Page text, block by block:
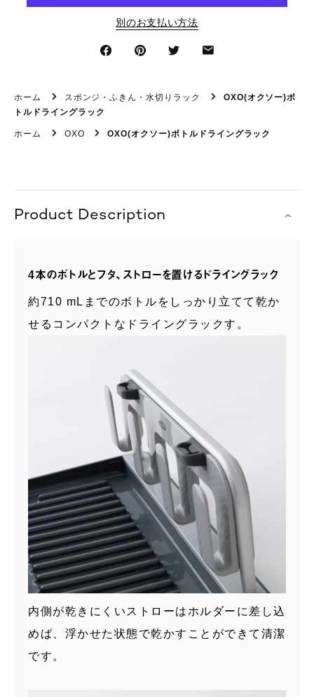
別のお支払い方法
ホーム スポンジ・ふきん・水切りラック
OXO(オクソー)ボ
トルドライングラック
ホーム OXO OXO(オクソー)ボトルドライングラック
Product Description
4本のボトルとフタ、ストローを置けるドライングラック
約710 mLまでのボトルをしっかり立てて乾か
せるコンパクトなドライングラックす。
内側が乾きにくいストローはホルダーに差し込
めば、浮かせた状態で乾かすことができて清潔
です。